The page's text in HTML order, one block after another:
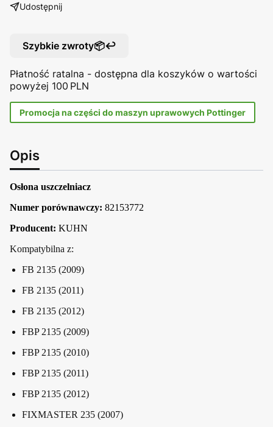
Udostępnij
Szybkie zwroty📦↩️
Płatność ratalna - dostępna dla koszyków o wartości
powyżej 100 PLN
Promocja na części do maszyn uprawowych Pottinger
Opis
Osłona uszczelniacz
Numer porównawczy: 82153772
Producent: KUHN
Kompatybilna z:
FB 2135 (2009)
FB 2135 (2011)
FB 2135 (2012)
FBP 2135 (2009)
FBP 2135 (2010)
FBP 2135 (2011)
FBP 2135 (2012)
FIXMASTER 235 (2007)